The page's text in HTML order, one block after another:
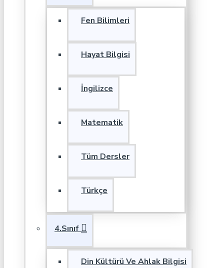
Fen Bilimleri
Hayat Bilgisi
İngilizce
Matematik
Tüm Dersler
Türkçe
4.Sınıf
Din Kültürü Ve Ahlak Bilgisi